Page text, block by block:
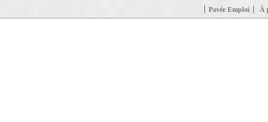
Pavée Emploi À